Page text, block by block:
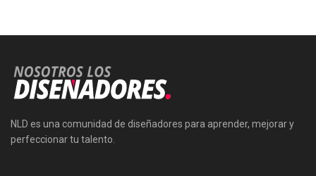
NLD es una comunidad de diseñadores para aprender, mejorar y
perfeccionar tu talento.